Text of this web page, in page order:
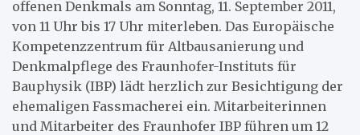
offenen Denkmals am Sonntag, 11. September 2011,
von 11 Uhr bis 17 Uhr miterleben. Das Europäische
Kompetenzzentrum für Altbausanierung und
Denkmalpflege des Fraunhofer-Instituts für
Bauphysik (IBP) lädt herzlich zur Besichtigung der
ehemaligen Fassmacherei ein. Mitarbeiterinnen
und Mitarbeiter des Fraunhofer IBP führen um 12